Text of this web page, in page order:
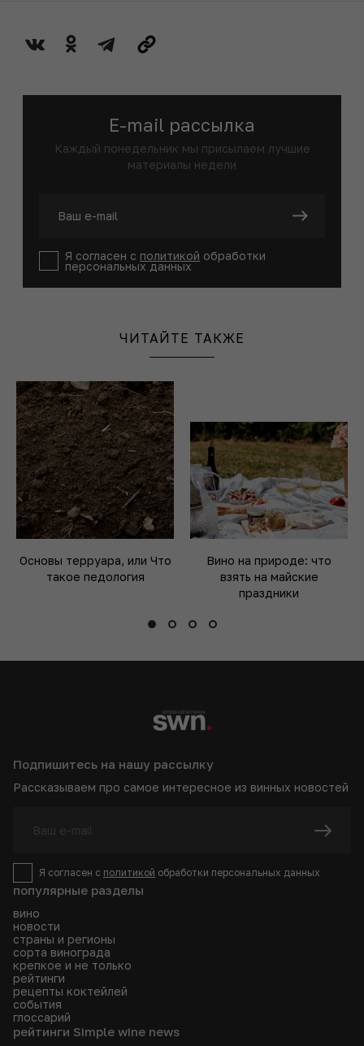
E-mail рассылка
Каждый понедельник мы присылаем лучшие
материалы недели
Я согласен с политикой обработки
персональных данных
ЧИТАЙТЕ ТАКЖЕ
Основы терруара, или Что
такое педология
Вино на природе: что
взять на майские
праздники
популярные разделы
вино
новости
страны и регионы
сорта винограда
крепкое и не только
рейтинги
рецепты коктейлей
события
глоссарий
рейтинги Simple wine news
Подпишитесь на нашу рассылку
Рассказываем про самое интересное из винных новостей
Я согласен с политикой обработки персональных данных